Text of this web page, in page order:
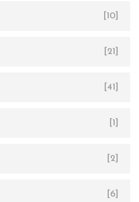
[10]
[21]
[41]
[1]
[2]
[6]